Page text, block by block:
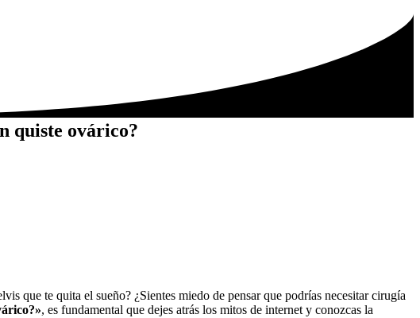
quiste ovárico?
que te quita el sueño? ¿Sientes miedo de pensar que podrías necesitar cirugía
, es fundamental que dejes atrás los mitos de internet y conozcas la